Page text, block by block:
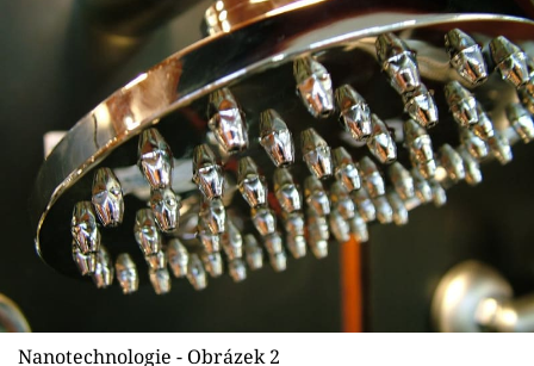
Nanotechnologie - Obrázek 2